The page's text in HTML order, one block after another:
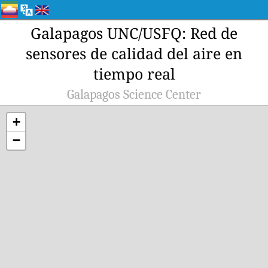
Galapagos UNC/USFQ: Red de
sensores de calidad del aire en
tiempo real
Galapagos Science Center
+
−